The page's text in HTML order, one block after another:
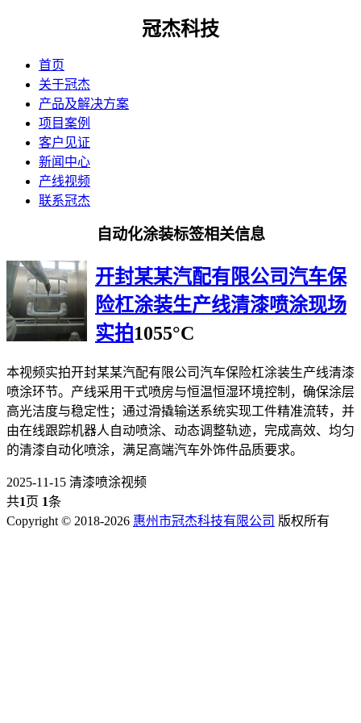
冠杰科技
首页
关于冠杰
产品及解决方案
项目案例
客户见证
新闻中心
产线视频
联系冠杰
自动化涂装标签相关信息
开封某某汽配有限公司汽车保
险杠涂装生产线清漆喷涂现场
实拍1055°C
​本视频实拍开封某某汽配有限公司汽车保险杠涂装生产线清漆
喷涂环节。产线采用干式喷房与恒温恒湿环境控制，确保涂层
高光洁度与稳定性；通过滑撬输送系统实现工件精准流转，并
由在线跟踪机器人自动喷涂、动态调整轨迹，完成高效、均匀
的清漆自动化喷涂，满足高端汽车外饰件品质要求。
2025-11-15 清漆喷涂视频
共1页 1条
Copyright © 2018-2026 惠州市冠杰科技有限公司 版权所有